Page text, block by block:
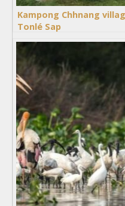
Kampong Chhnang
Tonlé Sap